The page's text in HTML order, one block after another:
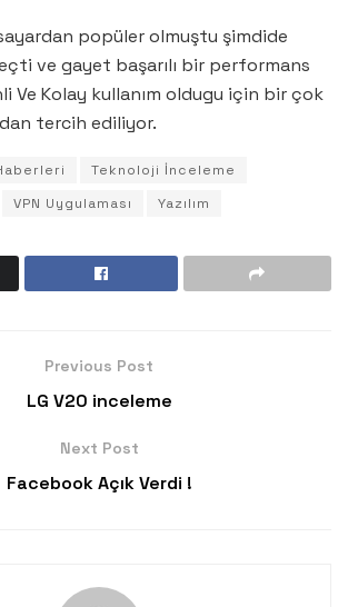
popüler olmuştu şimdide
ve gayet başarılı bir performans
Ve Kolay kullanım oldugu için bir çok
tercih ediliyor.
Teknoloji İnceleme
VPN Uygulaması Yazılım
Previous Post
LG V20 inceleme
Next Post
Facebook Açık Verdi !